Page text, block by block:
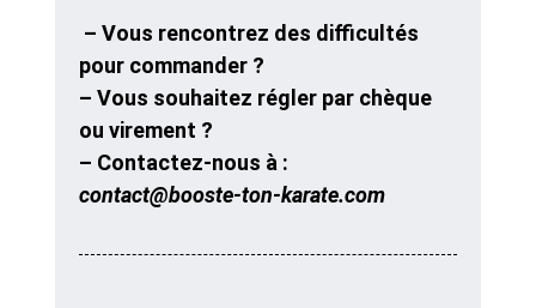
– Vous rencontrez des difficultés
pour commander ?
– Vous souhaitez régler par chèque
ou virement ?
– Contactez-nous à :
contact@booste-ton-karate.com